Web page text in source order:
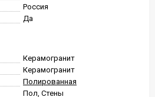
Россия
Да
Керамогранит
Керамогранит
Полированная
Пол, Стены